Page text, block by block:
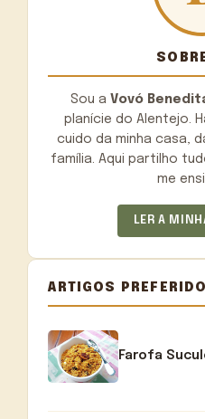
Sou a Vovó
planície do Alentejo.
cuido da minha casa,
família. Aqui partilho
me
LER A
ARTIGOS
Farofa